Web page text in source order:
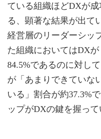
ている組織ほどDXが
る、顕著な結果が出て
経営層のリーダーシッ
た組織においてはDX
84.5%であるのに対し
が「あまりできていな
いる」割合が約37.3%
ップがDXの鍵を握って